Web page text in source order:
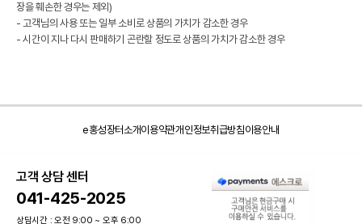
장을 훼손한 경우는 제외)
- 고객님의 사용 또는 일부 소비로 상품의 가치가 감소한 경우
- 시간이 지나 다시 판매하기 곤란할 정도로 상품의 가치가 감소한 경우
e홍성장터소개이용약관개인정보취급방침이용안내
고객 상담 센터
041-425-2025
상담시간 : 오전 9:00 ~ 오후 6:00